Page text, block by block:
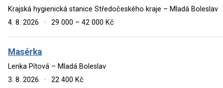
Krajská hygienická stanice Středočeského kraje – Mladá Boleslav
4. 8. 2026
· 29 000 – 42 000 Kč
Masérka
Lenka Pítová – Mladá Boleslav
3. 8. 2026
· 22 400 Kč